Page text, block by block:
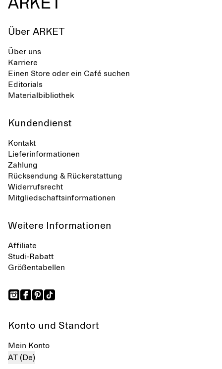
Über ARKET
Über uns
Karriere
Einen Store oder ein Café suchen
Editorials
Materialbibliothek
Kundendienst
Kontakt
Lieferinformationen
Zahlung
Rücksendung & Rückerstattung
Widerrufsrecht
Mitgliedschaftsinformationen
Weitere Informationen
Affiliate
Studi-Rabatt
Größentabellen
Konto und Standort
Mein Konto
AT (De)